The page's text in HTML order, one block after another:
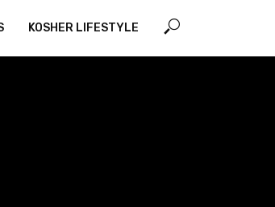
KOSHER LIFESTYLE